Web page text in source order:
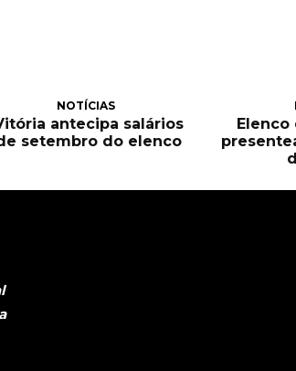
NOTÍCIAS
antecipa salários
setembro do elenco
Elenco